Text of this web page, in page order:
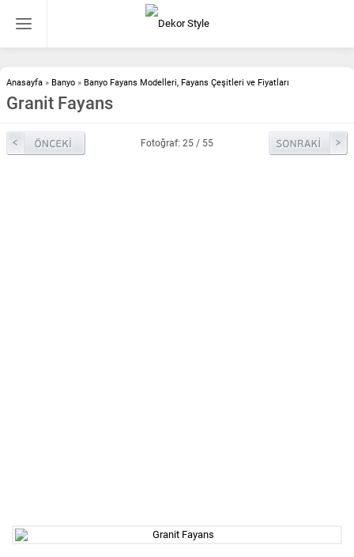
Anasayfa » Banyo » Banyo Fayans Modelleri, Fayans Çeşitleri ve Fiyatları
Granit Fayans
Fotoğraf: 25 / 55